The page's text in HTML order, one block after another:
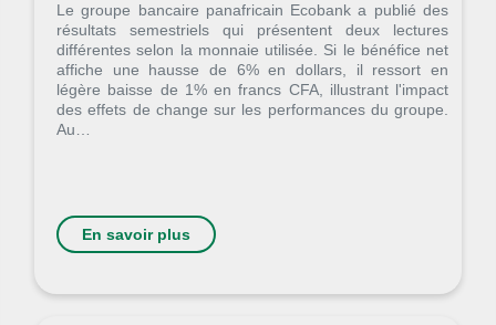
Le groupe bancaire panafricain Ecobank a publié des
résultats semestriels qui présentent deux lectures
différentes selon la monnaie utilisée. Si le bénéfice net
affiche une hausse de 6% en dollars, il ressort en
légère baisse de 1% en francs CFA, illustrant l'impact
des effets de change sur les performances du groupe.
Au…
En savoir plus